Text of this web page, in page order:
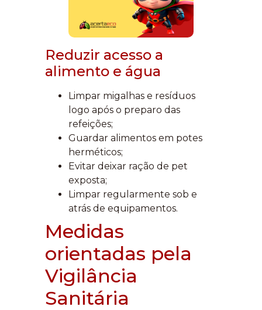
Reduzir acesso a
alimento e água
Limpar migalhas e resíduos
logo após o preparo das
refeições;
Guardar alimentos em potes
herméticos;
Evitar deixar ração de pet
exposta;
Limpar regularmente sob e
atrás de equipamentos.
Medidas
orientadas pela
Vigilância
Sanitária